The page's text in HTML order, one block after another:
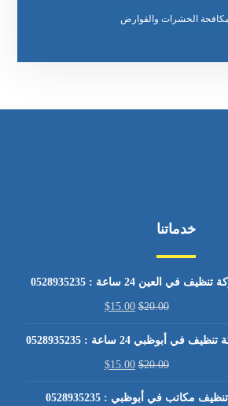
الحشرات والقوارض
خدماتنا
في العين 24 ساعة : 0528935235
$20.00
$15.00
في أبوظبي 24 ساعة : 0528935235
$20.00
$15.00
تنظيف مكاتب في أبوظبي : 0528935235